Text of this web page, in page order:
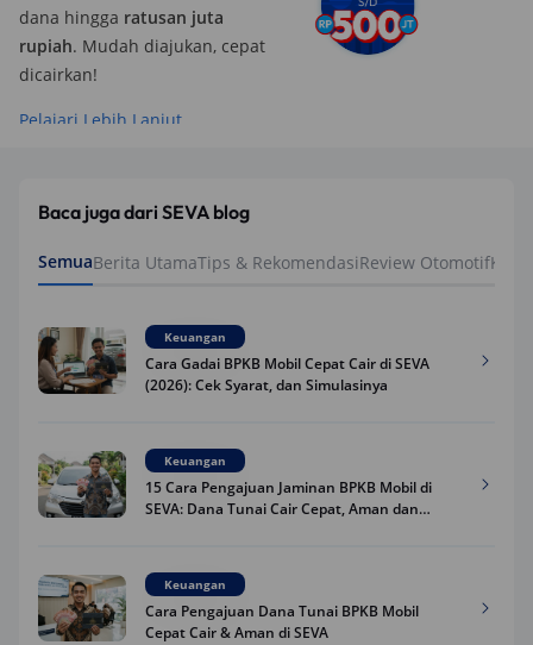
dana hingga ratusan juta
rupiah. Mudah diajukan, cepat
dicairkan!
Pelajari Lebih Lanjut
Baca juga dari SEVA blog
SemuaBerita UtamaTips & RekomendasiReview Otomotif
Keuangan
Cara Gadai BPKB Mobil Cepat Cair di SEVA
(2026): Cek Syarat, dan Simulasinya
Keuangan
15 Cara Pengajuan Jaminan BPKB Mobil di
SEVA: Dana Tunai Cair Cepat, Aman dan
Keuangan
Cara Pengajuan Dana Tunai BPKB Mobil
Cepat Cair & Aman di SEVA